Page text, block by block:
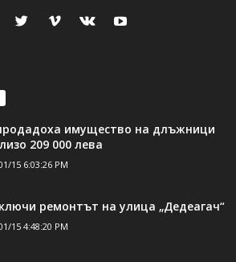
имущество на длъжници
209 000 лева
15 6:03:26 PM
ремонтът на улица „Дедеагач“
15 4:48:20 PM